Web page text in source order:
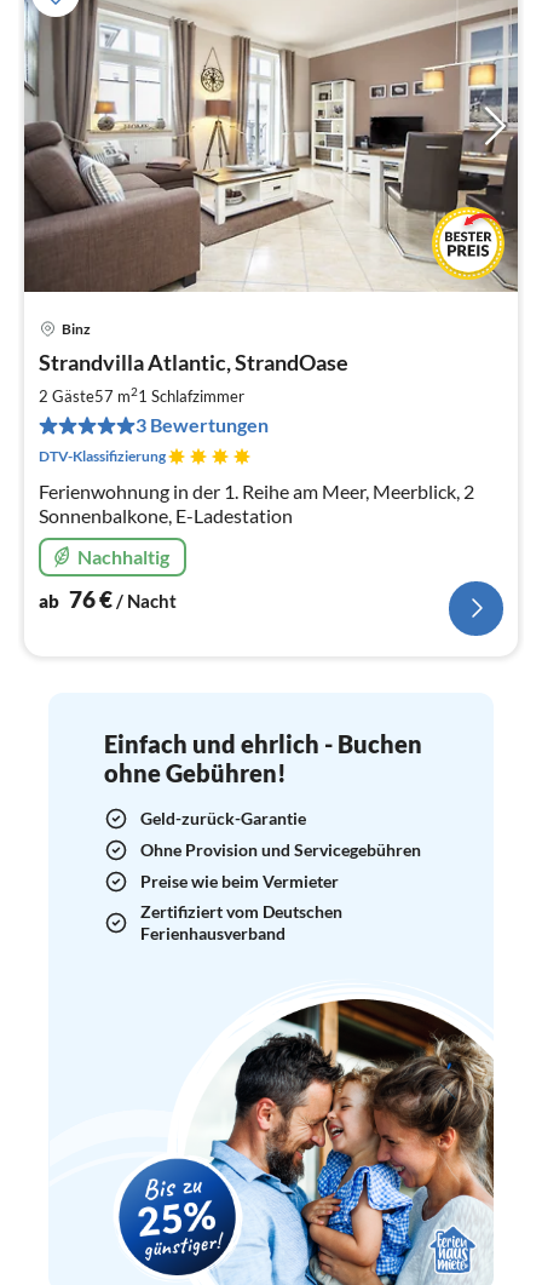
Binz
Strandvilla Atlantic, StrandOase
2 Gäste57 m21 Schlafzimmer
3 Bewertungen
DTV-Klassifizierung
Ferienwohnung in der 1. Reihe am Meer, Meerblick, 2
Sonnenbalkone, E-Ladestation
Nachhaltig
ab 76€/ Nacht
Einfach und ehrlich - Buchen
ohne Gebühren!
Geld-zurück-Garantie
Ohne Provision und Servicegebühren
Preise wie beim Vermieter
Zertifiziert vom Deutschen
Ferienhausverband